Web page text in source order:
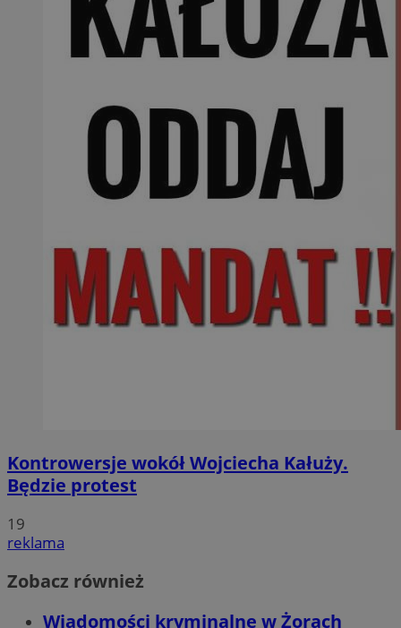
Kontrowersje wokół Wojciecha Kałuży.
Będzie protest
19
reklama
Zobacz również
Wiadomości kryminalne w Żorach